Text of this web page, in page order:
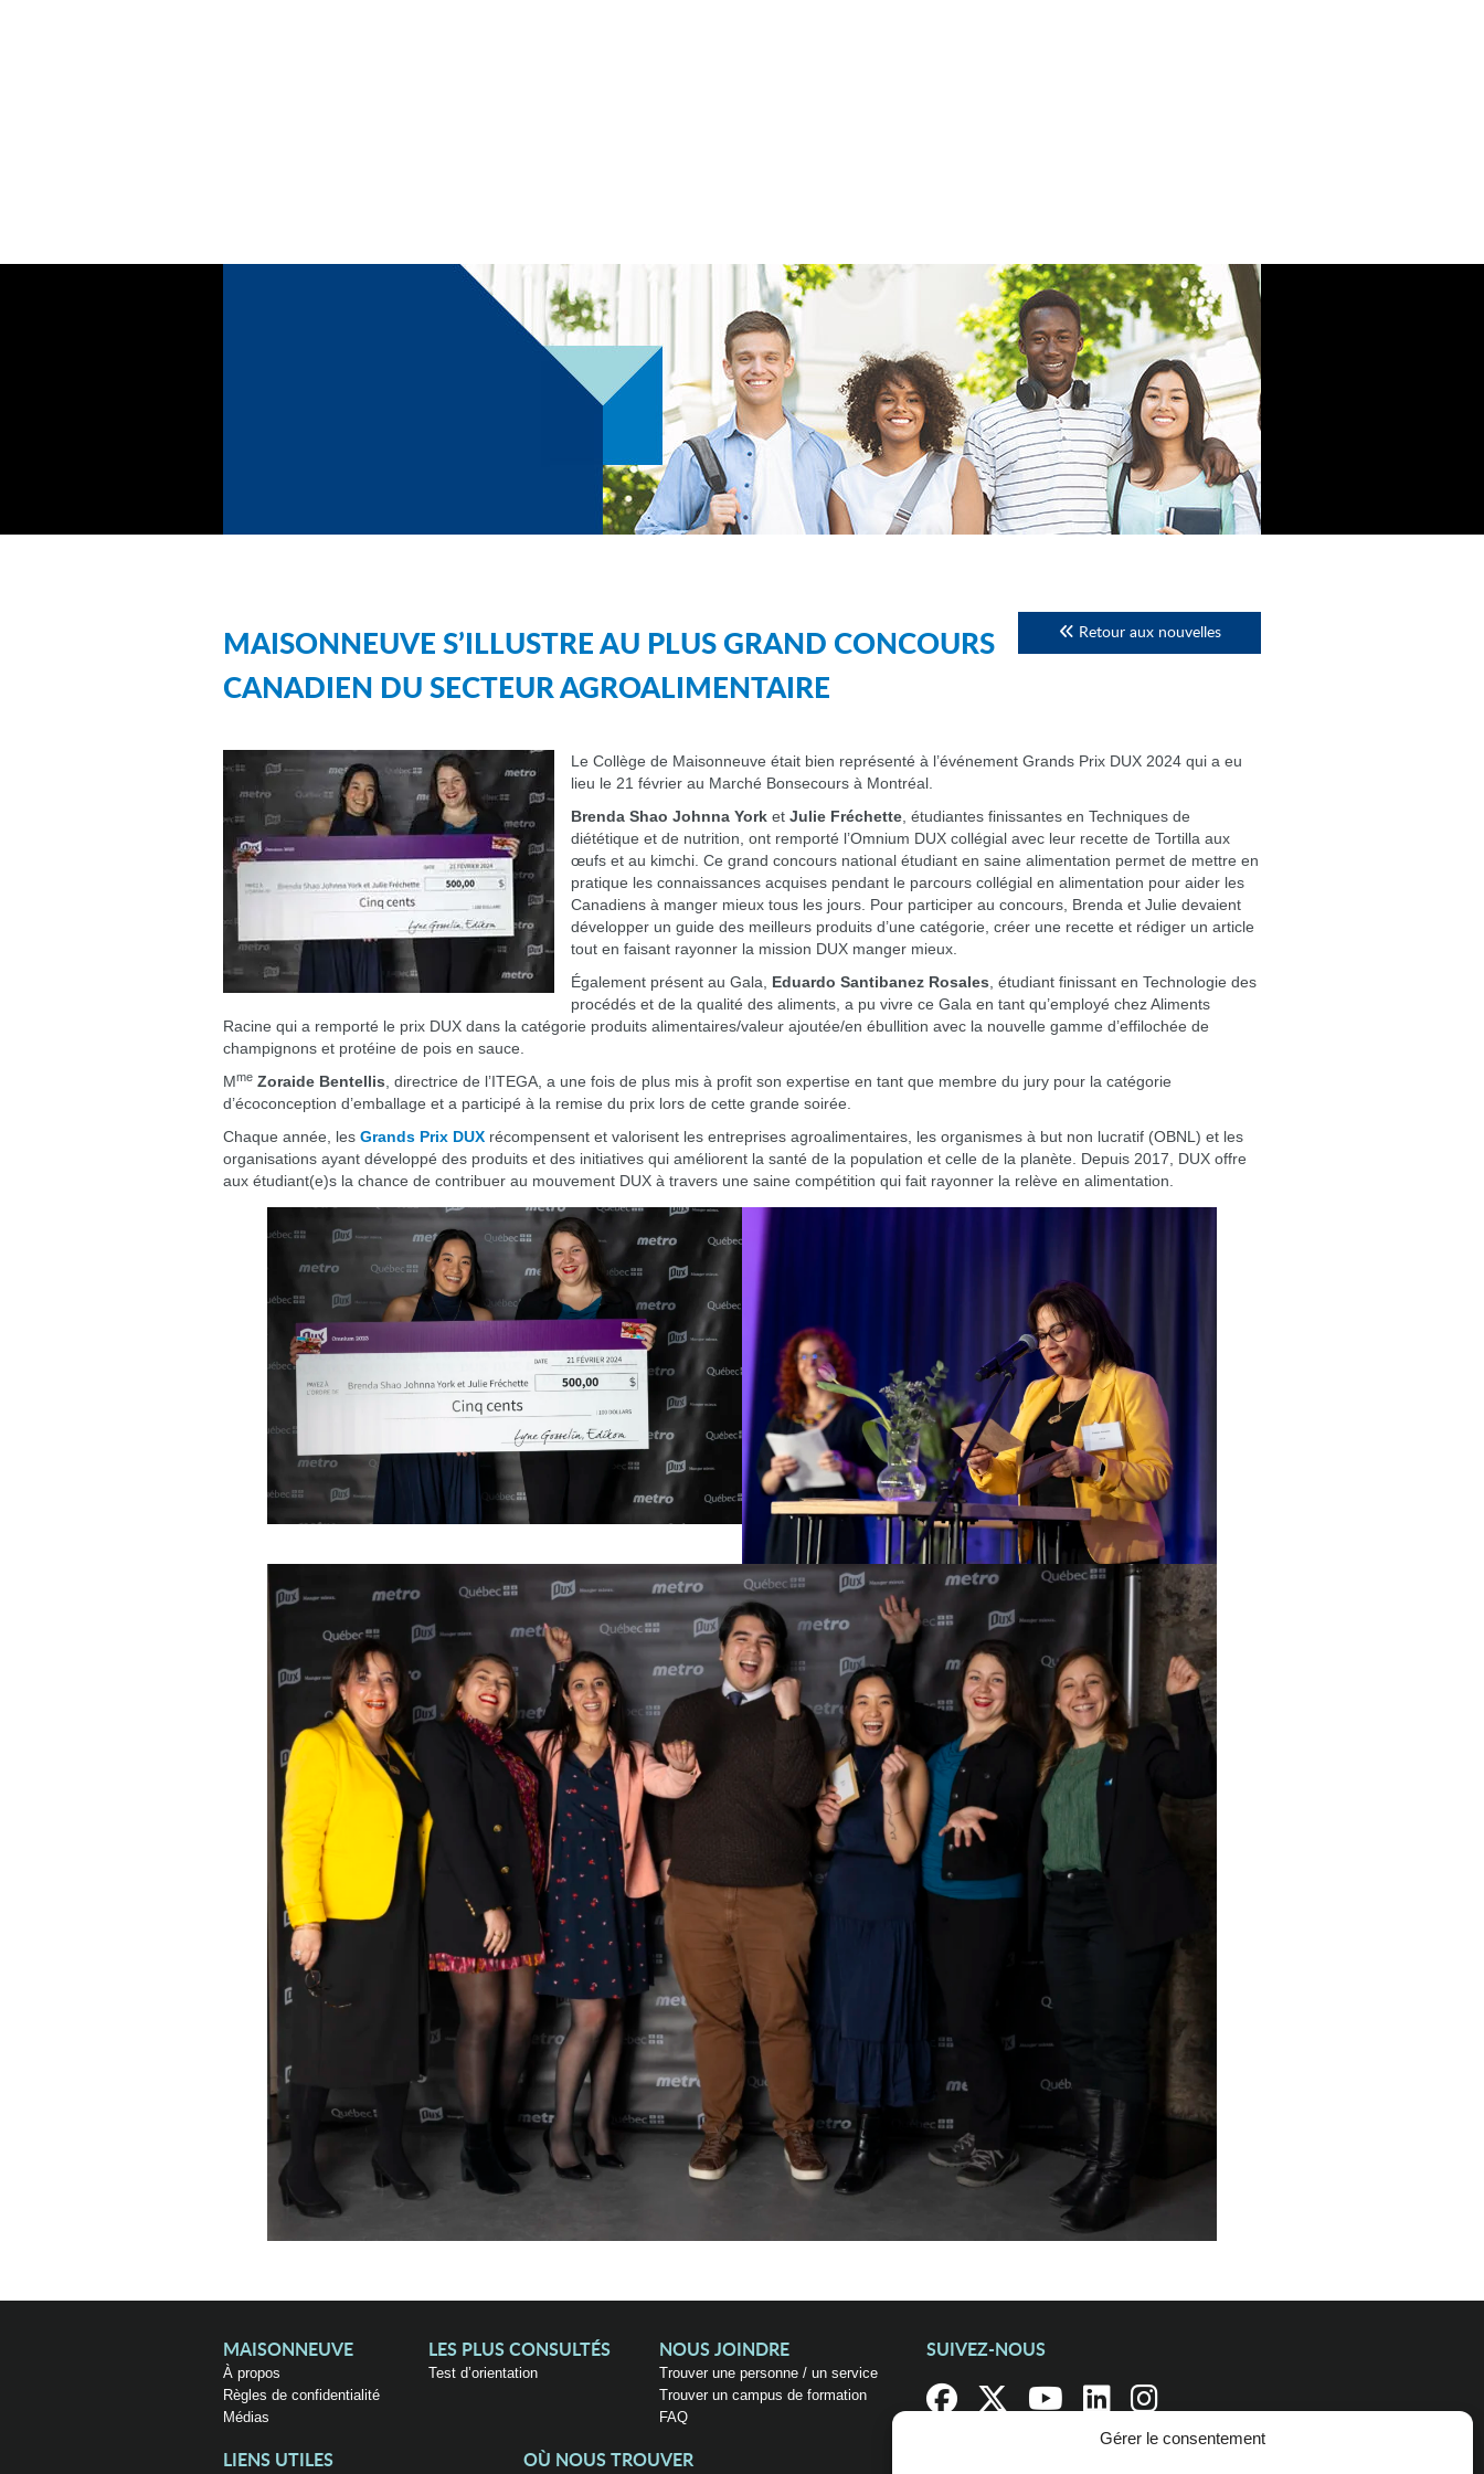
Gérer le consentement
MAISONNEUVE S’ILLUSTRE AU PLUS GRAND CONCOURS
CANADIEN DU SECTEUR AGROALIMENTAIRE
Retour aux nouvelles
Le Collège de Maisonneuve était bien représenté à l’événement Grands Prix DUX 2024 qui a eu
lieu le 21 février au Marché Bonsecours à Montréal.
Brenda Shao Johnna York et Julie Fréchette , étudiantes finissantes en Techniques de
diététique et de nutrition, ont remporté l’Omnium DUX collégial avec leur recette de Tortilla aux
œufs et au kimchi. Ce grand concours national étudiant en saine alimentation permet de mettre en
pratique les connaissances acquises pendant le parcours collégial en alimentation pour aider les
Canadiens à manger mieux tous les jours. Pour participer au concours, Brenda et Julie devaient
développer un guide des meilleurs produits d’une catégorie, créer une recette et rédiger un article
tout en faisant rayonner la mission DUX manger mieux.
Également présent au Gala, Eduardo Santibanez Rosales , étudiant finissant en Technologie des
procédés et de la qualité des aliments, a pu vivre ce Gala en tant qu’employé chez Aliments
Racine qui a remporté le prix DUX dans la catégorie produits alimentaires/valeur ajoutée/en ébullition avec la nouvelle gamme d’effilochée de
champignons et protéine de pois en sauce.
Mme Zoraide Bentellis , directrice de l’ITEGA, a une fois de plus mis à profit son expertise en tant que membre du jury pour la catégorie
d’écoconception d’emballage et a participé à la remise du prix lors de cette grande soirée.
Chaque année, les Grands Prix DUX récompensent et valorisent les entreprises agroalimentaires, les organismes à but non lucratif (OBNL) et les
organisations ayant développé des produits et des initiatives qui améliorent la santé de la population et celle de la planète. Depuis 2017, DUX offre
aux étudiant(e)s la chance de contribuer au mouvement DUX à travers une saine compétition qui fait rayonner la relève en alimentation.
MAISONNEUVE
À propos
Règles de confidentialité
Médias
LES PLUS CONSULTÉS
Test d’orientation
NOUS JOINDRE
Trouver une personne / un service
Trouver un campus de formation
FAQ
SUIVEZ-NOUS
LIENS UTILES OÙ NOUS TROUVER